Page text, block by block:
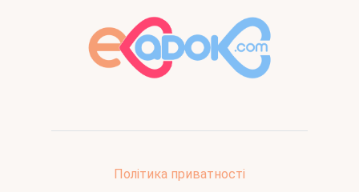
Політика приватності